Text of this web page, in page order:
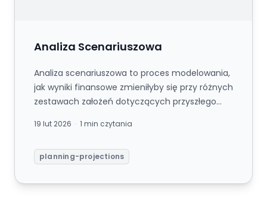
Analiza Scenariuszowa
Analiza scenariuszowa to proces modelowania,
jak wyniki finansowe zmieniłyby się przy różnych
zestawach założeń dotyczących przyszłego
19 lut 2026 1 min czytania
planning-projections